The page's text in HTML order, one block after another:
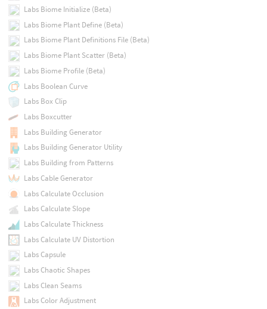
Labs Biome Initialize (Beta)
Labs Biome Plant Define (Beta)
Labs Biome Plant Definitions File (Beta)
Labs Biome Plant Scatter (Beta)
Labs Biome Profile (Beta)
Labs Boolean Curve
Labs Box Clip
Labs Boxcutter
Labs Building Generator
Labs Building Generator Utility
Labs Building from Patterns
Labs Cable Generator
Labs Calculate Occlusion
Labs Calculate Slope
Labs Calculate Thickness
Labs Calculate UV Distortion
Labs Capsule
Labs Chaotic Shapes
Labs Clean Seams
Labs Color Adjustment